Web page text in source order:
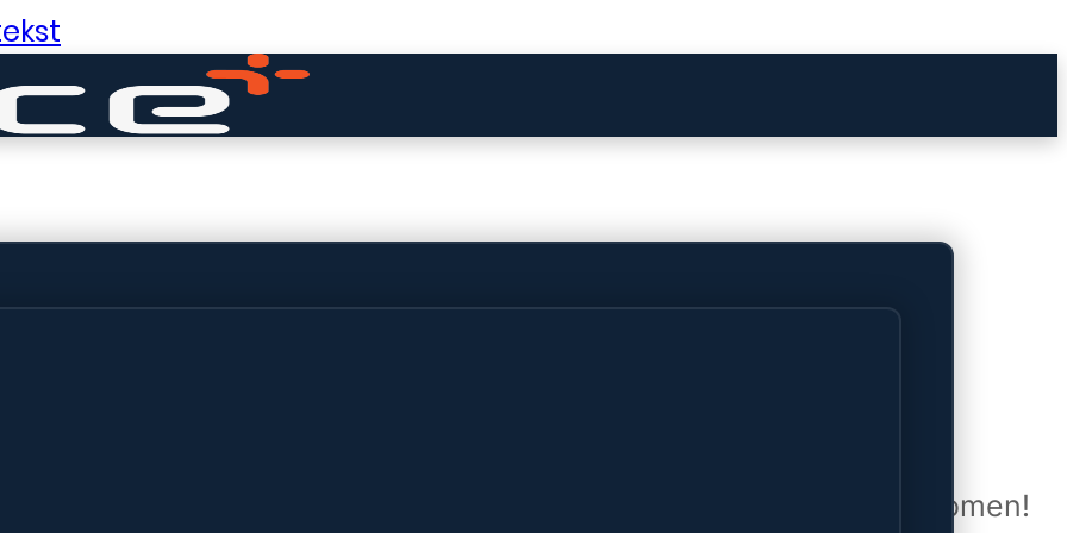
dingen in het verschiet
winkel wordt momenteel gebouwd en zal binnenkort online komen!